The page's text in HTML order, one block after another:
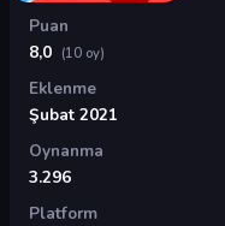
Puan
8,0 (10 oy)
Eklenme
Şubat 2021
Oynanma
3.296
Platform